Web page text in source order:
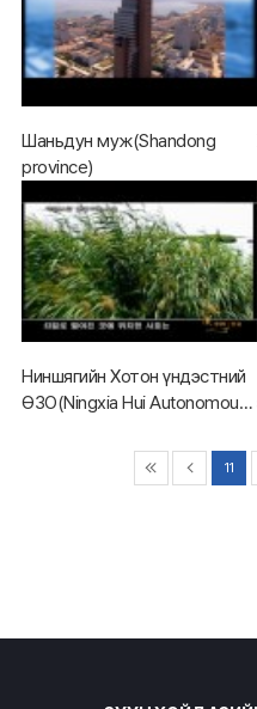
Шаньдун муж(Shandong
province)
Ниншягийн Хотон үндэстний
ӨЗО(Ningxia Hui Autonomous
11